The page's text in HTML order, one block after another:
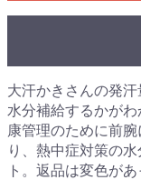
大汗かきさんの発
水分補給するかが
康管理のために前
り、熱中症対策の
ト。返品は変色が